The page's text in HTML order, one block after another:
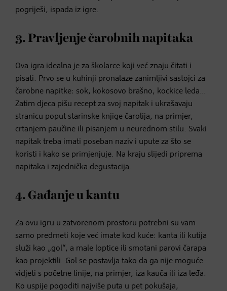
pogriješi, ispada iz igre.
3. Pravljenje čarobnih napitaka
Ova igra idealna je za školarce koji već znaju čitati i
pisati. Prvo se u kuhinji pronalaze zanimljivi sastojci za
čarobne napitke: sok, kokosovo brašno, kockice leda…
Zatim djeca pišu recept za svoj napitak i ukrašavaju
stranicu poput starinske knjige čarolija, na primjer,
crtanjem paučine ili pisanjem u neurednom stilu. Svaki
napitak treba imati poseban naziv i upute za što se
koristi i kako se primjenjuje. Na kraju slijedi priprema
napitaka i zajednička degustacija.
4. Gađanje u kantu
Za ovu igru u zatvorenom prostoru potrebni su vam
samo predmeti koje već imate kod kuće: kanta ili kutija
služi kao „gol“, a male loptice ili smotani parovi čarapa
kao projektili. Gol se postavlja tako da ga nije moguće
vidjeti s početne linije, na primjer, iza kauča ili iza leđa.
Ko uspije pogoditi najviše puta u pet pokušaja,